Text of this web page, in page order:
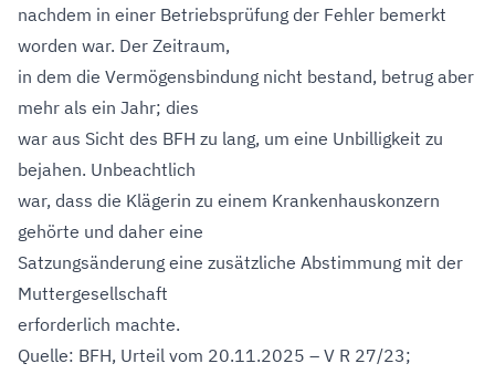
nachdem in einer Betriebsprüfung der Fehler bemerkt
worden war. Der Zeitraum,
in dem die Vermögensbindung nicht bestand, betrug aber
mehr als ein Jahr; dies
war aus Sicht des BFH zu lang, um eine Unbilligkeit zu
bejahen. Unbeachtlich
war, dass die Klägerin zu einem Krankenhauskonzern
gehörte und daher eine
Satzungsänderung eine zusätzliche Abstimmung mit der
Muttergesellschaft
erforderlich machte.
Quelle: BFH, Urteil vom 20.11.2025 – V R 27/23;